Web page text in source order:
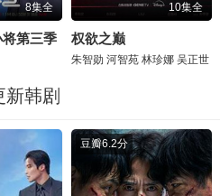
8集全
第三季
10集全
权欲之巅
朱智勋 河智苑 林珍娜 吴正世
韩剧
豆瓣6.2分